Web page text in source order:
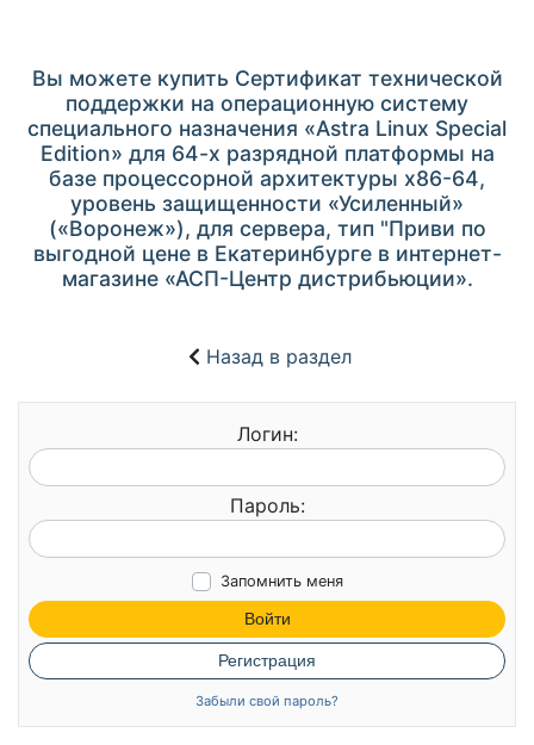
Вы можете купить Сертификат технической
поддержки на операционную систему
специального назначения «Astra Linux Special
Edition» для 64-х разрядной платформы на
базе процессорной архитектуры x86-64,
уровень защищенности «Усиленный»
(«Воронеж»), для сервера, тип "Приви по
выгодной цене в Екатеринбурге в интернет-
магазине «АСП-Центр дистрибьюции».
Назад в раздел
Логин:
Пароль:
Запомнить меня
Войти
Регистрация
Забыли свой пароль?